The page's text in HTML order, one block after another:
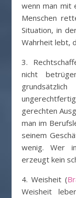
wenn man mit
Menschen
Situation, in
Wahrheit lebt,
3.
nicht
gerechten
man im
seinem
wenig. Wer
erzeugt kein
4. Weisheit (
Weisheit